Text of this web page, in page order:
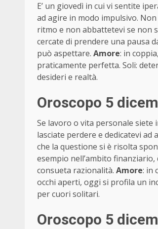
E’ un giovedì in cui vi sentite
ad agire in modo impulsivo.
ritmo e non abbattetevi se non
cercate di prendere una pausa
può aspettare. Amore: in
praticamente perfetta. Soli:
desideri e realtà.
Oroscopo 5
Se lavoro o vita personale
lasciate perdere e dedicatevi
che la questione si è risolta
esempio nell’ambito
consueta razionalità. Amore: in
occhi aperti, oggi si profila un
per cuori solitari.
Oroscopo 5